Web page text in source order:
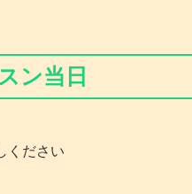
ン当日
ください